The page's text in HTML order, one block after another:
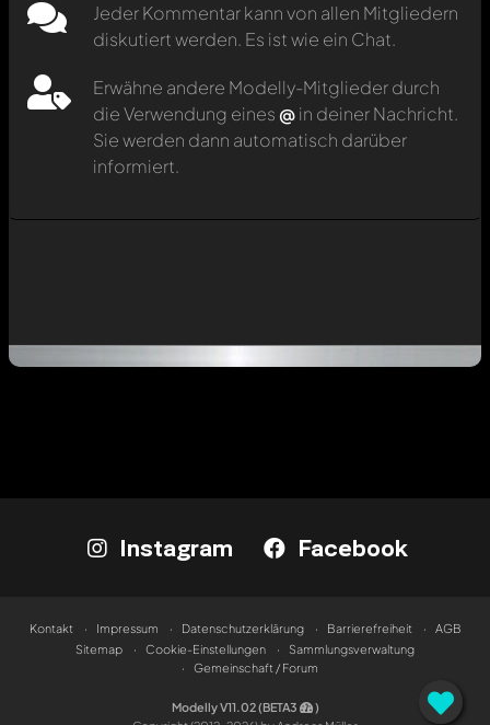
Jeder Kommentar kann von allen Mitgliedern
diskutiert werden. Es ist wie ein Chat.
Erwähne andere Modelly-Mitglieder durch
die Verwendung eines @in deiner Nachricht.
Sie werden dann automatisch darüber
informiert.
Instagram Facebook
Kontakt Impressum Datenschutzerklärung Barrierefreiheit
AGB
Sitemap
Cookie-Einstellungen
Sammlungsverwaltung
Gemeinschaft / Forum
Modelly V11.02 (BETA3
)